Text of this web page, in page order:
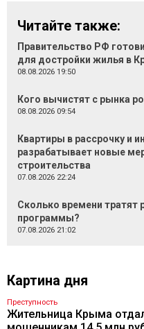
Читайте также:
Правительство РФ
для достройки жилья в
08.08.2026 19:50
Кого вычистят с рынка
08.08.2026 09:54
Квартиры в рассрочку и
разрабатывает новые
строительства
07.08.2026 22:24
Сколько времени тратят
программы?
07.08.2026 21:02
Картина дня
Преступность
Жительница Крыма